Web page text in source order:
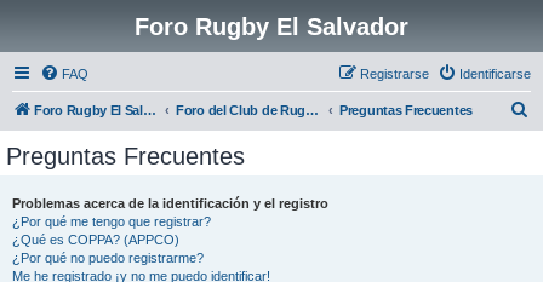
Foro Rugby El Salvador
FAQ Identificarse
Registrarse
Foro Rugby El Salvador Foro del Club de Rugby El Salvador Preguntas Frecuentes
Preguntas Frecuentes
Problemas acerca de la identificación y el registro
¿Por qué me tengo que registrar?
¿Qué es COPPA? (APPCO)
¿Por qué no puedo registrarme?
Me he registrado ¡y no me puedo identificar!